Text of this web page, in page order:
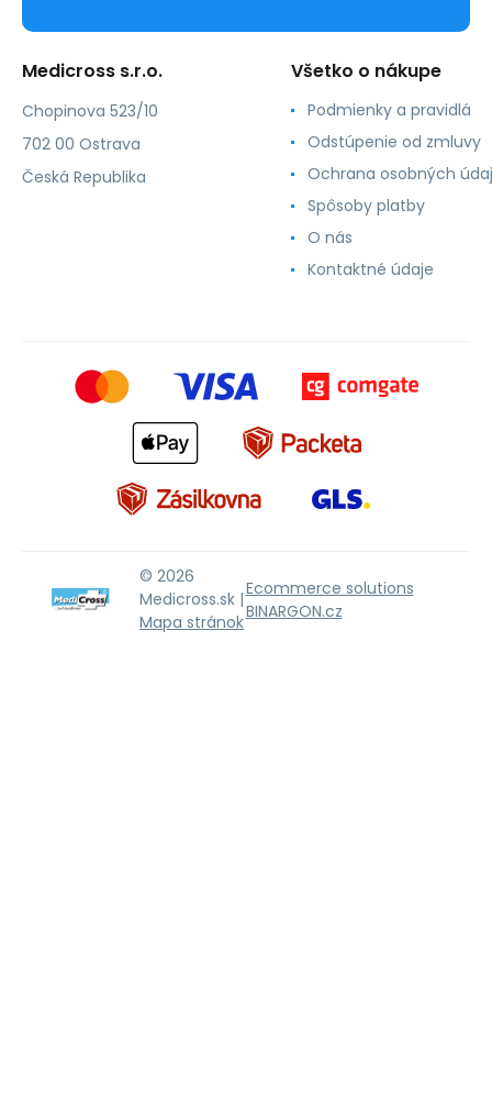
Medicross s.r.o.
Chopinova 523/10
702 00 Ostrava
Česká Republika
Všetko o nákupe
Podmienky a pravidlá
Odstúpenie od zmluvy
Ochrana osobných
Spôsoby platby
O nás
Kontaktné údaje
© 2026
Medicross.sk |
Mapa stránok
Ecommerce solutions
BINARGON.cz